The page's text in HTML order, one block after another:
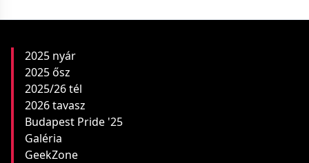
2025 nyár
2025 ősz
2025/26 tél
2026 tavasz
Budapest Pride '25
Galéria
GeekZone